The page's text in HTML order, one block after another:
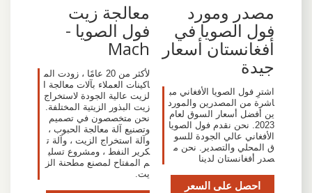
مصدر ومورد
فول الصويا في
أفغانستان أسعار
جيدة
اشترِ فول الصويا الأفغاني مب
اشرة من المصدرين والمورد
ين أفضل أسعار السوق لعام
2023. نحن نقدم فول الصويا
الأفغاني عالي الجودة للسو
ق المحلي والتصدير. نحن م
صدر أفغانستان لدينا
احصل على السعر
معالجة زيت
فول الصويا -
Mach
لأكثر من 20 عامًا ، زودت الم
اكينات العملاء بآلات معالجة ا
لزيت عالية الجودة لاستخراج
زيت البذور الزيتية المختلفة.
نحن متخصصون في تصميم
وتصنيع آلة معالجة الحبوب ،
وآلة استخراج الزيت ، وآلة ت
كرير النفط ، ومشروع تسلي
م المفتاح لمصنع مطحنة الز
يت.